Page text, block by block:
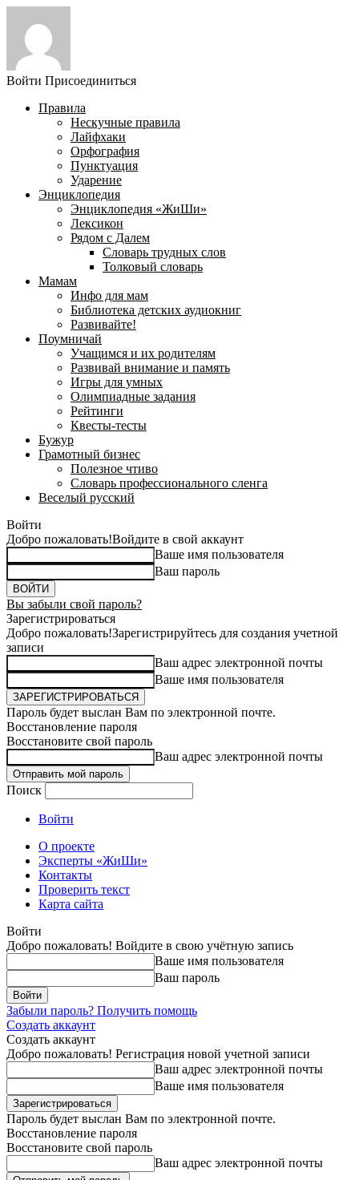
Войти Присоединиться
Правила
Нескучные правила
Лайфхаки
Орфография
Пунктуация
Ударение
Энциклопедия
Энциклопедия «ЖиШи»
Лексикон
Рядом с Далем
Словарь трудных слов
Толковый словарь
Мамам
Инфо для мам
Библиотека детских аудиокниг
Развивайте!
Поумничай
Учащимся и их родителям
Развивай внимание и память
Игры для умных
Олимпиадные задания
Рейтинги
Квесты-тесты
Бужур
Грамотный бизнес
Полезное чтиво
Словарь профессионального сленга
Веселый русский
Войти
Добро пожаловать!Войдите в свой аккаунт
Ваше имя пользователя
Ваш пароль
Вы забыли свой пароль?
Зарегистрироваться
Добро пожаловать!Зарегистрируйтесь для создания учетной
записи
Ваш адрес электронной почты
Ваше имя пользователя
Пароль будет выслан Вам по электронной почте.
Восстановление пароля
Восстановите свой пароль
Ваш адрес электронной почты
Поиск
Войти
О проекте
Эксперты «ЖиШи»
Контакты
Проверить текст
Карта сайта
Войти
Добро пожаловать! Войдите в свою учётную запись
Ваше имя пользователя
Ваш пароль
Забыли пароль? Получить помощь
Создать аккаунт
Создать аккаунт
Добро пожаловать! Регистрация новой учетной записи
Ваш адрес электронной почты
Ваше имя пользователя
Пароль будет выслан Вам по электронной почте.
Восстановление пароля
Восстановите свой пароль
Ваш адрес электронной почты